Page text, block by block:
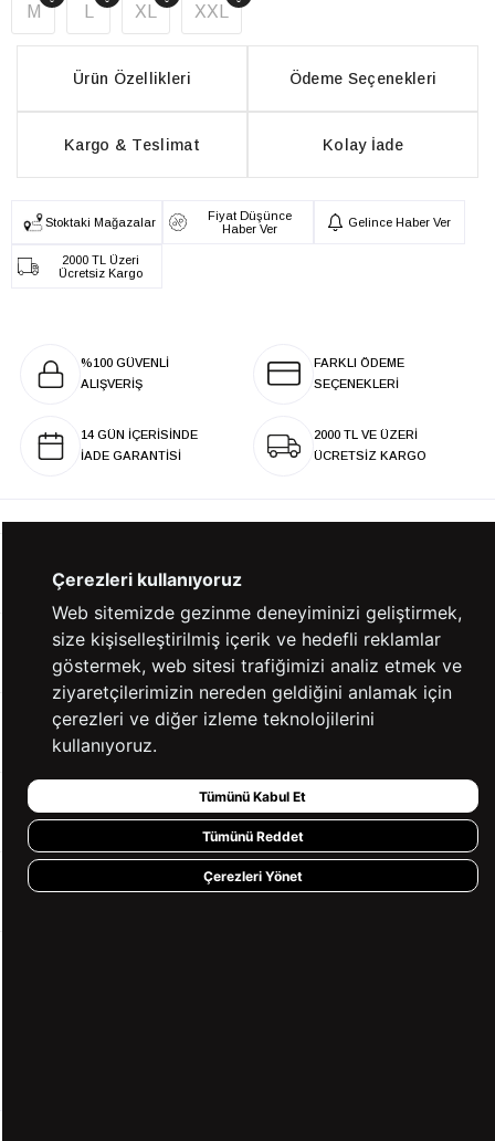
M XL XXL
Ürün Özellikleri Ödeme Seçenekleri
Kargo & Teslimat Kolay İade
Stoktaki Mağazalar
Fiyat Düşünce
Haber Ver
Gelince Haber Ver
2000 TL Üzeri
Ücretsiz Kargo
%100 GÜVENLİ
ALIŞVERİŞ
FARKLI ÖDEME
SEÇENEKLERİ
14 GÜN İÇERİSİNDE
İADE GARANTİSİ
2000 TL VE ÜZERİ
ÜCRETSİZ KARGO
KURUMSAL
KATEGORİLER
YARDIM
BİZE ULAŞIN
HIZLI ERİŞİM
Çerezleri kullanıyoruz
Web sitemizde gezinme deneyiminizi geliştirmek,
size kişiselleştirilmiş içerik ve hedefli reklamlar
göstermek, web sitesi trafiğimizi analiz etmek ve
ziyaretçilerimizin nereden geldiğini anlamak için
çerezleri ve diğer izleme teknolojilerini
kullanıyoruz.
Tümünü Kabul Et
Tümünü Reddet
Çerezleri Yönet